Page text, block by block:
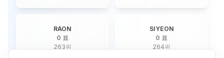
RAON
0 표
263위
SIYEON
0 표
264위